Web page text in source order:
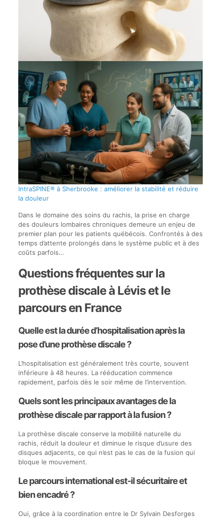
IntraSPINE® à Sherbrooke : améliorer la stabilité et réduire
la douleur
Dans le domaine des soins du rachis, la prise en charge
des douleurs lombaires chroniques demeure un enjeu de
premier plan pour les patients québécois. Confrontés à des
temps d’attente prolongés dans le système public et à des
coûts parfois…
Questions fréquentes sur la
prothèse discale à Lévis et le
parcours en France
Quelle est la durée d’hospitalisation après la
pose d’une prothèse discale ?
L’hospitalisation est généralement très courte, souvent
inférieure à 48 heures. La rééducation commence
rapidement, parfois dès le soir même de l’intervention.
Quels sont les principaux avantages de la
prothèse discale par rapport à la fusion ?
La prothèse discale conserve la mobilité naturelle du
rachis, réduit la douleur et diminue le risque d’usure des
disques adjacents, ce qui n’est pas le cas de la fusion qui
bloque le mouvement.
Le parcours international est-il sécuritaire et
bien encadré ?
Oui, grâce à la coordination entre le Dr Sylvain Desforges